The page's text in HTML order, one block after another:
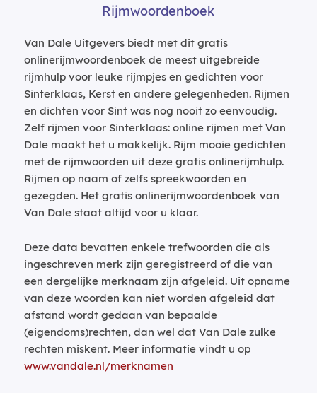
Rijmwoordenboek
Van Dale Uitgevers biedt met dit gratis
onlinerijmwoordenboek de meest uitgebreide
rijmhulp voor leuke rijmpjes en gedichten voor
Sinterklaas, Kerst en andere gelegenheden. Rijmen
en dichten voor Sint was nog nooit zo eenvoudig.
Zelf rijmen voor Sinterklaas: online rijmen met Van
Dale maakt het u makkelijk. Rijm mooie gedichten
met de rijmwoorden uit deze gratis onlinerijmhulp.
Rijmen op naam of zelfs spreekwoorden en
gezegden. Het gratis onlinerijmwoordenboek van
Van Dale staat altijd voor u klaar.
Deze data bevatten enkele trefwoorden die als
ingeschreven merk zijn geregistreerd of die van
een dergelijke merknaam zijn afgeleid. Uit opname
van deze woorden kan niet worden afgeleid dat
afstand wordt gedaan van bepaalde
(eigendoms)rechten, dan wel dat Van Dale zulke
rechten miskent. Meer informatie vindt u op
www.vandale.nl/merknamen